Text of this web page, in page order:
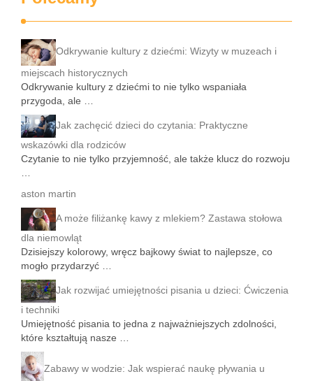
Odkrywanie kultury z dziećmi: Wizyty w muzeach i
miejscach historycznych
Odkrywanie kultury z dziećmi to nie tylko wspaniała
przygoda, ale …
Jak zachęcić dzieci do czytania: Praktyczne
wskazówki dla rodziców
Czytanie to nie tylko przyjemność, ale także klucz do rozwoju
aston martin
A może filiżankę kawy z mlekiem? Zastawa stołowa
dla niemowląt
Dzisiejszy kolorowy, wręcz bajkowy świat to najlepsze, co
mogło przydarzyć …
Jak rozwijać umiejętności pisania u dzieci: Ćwiczenia
i techniki
Umiejętność pisania to jedna z najważniejszych zdolności,
które kształtują nasze …
Zabawy w wodzie: Jak wspierać naukę pływania u